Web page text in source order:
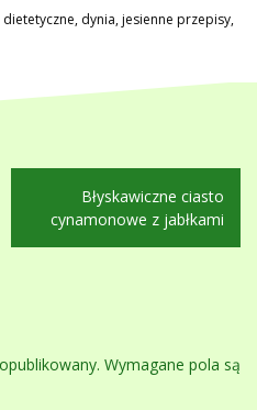
dietetyczne, dynia,jesienne przepisy,
Błyskawiczne ciasto
cynamonowe z jabłkami
Wymagane pola są